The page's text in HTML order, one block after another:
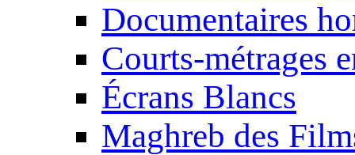
Documentaires
Courts-métrages
Écrans Blancs
Maghreb des